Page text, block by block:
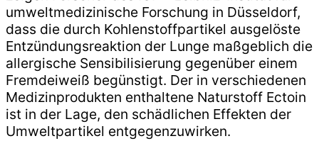
umweltmedizinische Forschung in Düsseldorf,
dass die durch Kohlenstoffpartikel ausgelöste
Entzündungsreaktion der Lunge maßgeblich die
allergische Sensibilisierung gegenüber einem
Fremdeiweiß begünstigt. Der in verschiedenen
Medizinprodukten enthaltene Naturstoff Ectoin
ist in der Lage, den schädlichen Effekten der
Umweltpartikel entgegenzuwirken.